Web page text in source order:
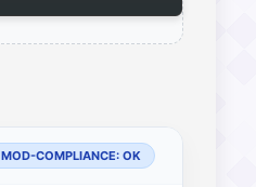
MOD-COMPLIANCE: OK